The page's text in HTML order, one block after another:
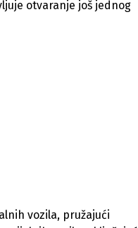
otvaranje još jednog
vozila, pružajući